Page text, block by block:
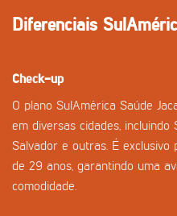
Diferenciais
Check-up
O plano SulAmérica Saúde
em diversas cidades, incluindo
Salvador e outras. É
de 29 anos, garantindo uma
comodidade.